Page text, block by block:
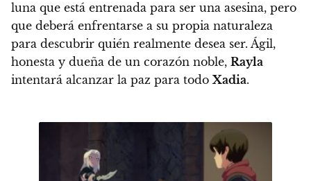
luna que está entrenada para ser una asesina, pero
que deberá enfrentarse a su propia naturaleza
para descubrir quién realmente desea ser. Ágil,
honesta y dueña de un corazón noble, Rayla
intentará alcanzar la paz para todo Xadia.